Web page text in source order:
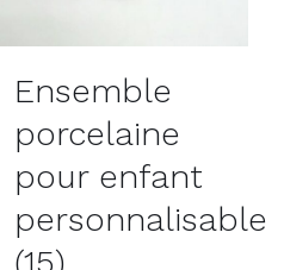
Ensemble
porcelaine
pour enfant
personnalisable